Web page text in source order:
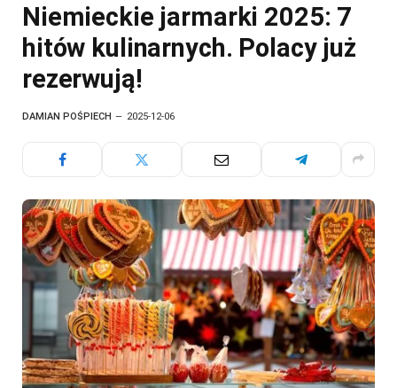
Niemieckie jarmarki 2025: 7
hitów kulinarnych. Polacy już
rezerwują!
DAMIAN POŚPIECH 2025-12-06